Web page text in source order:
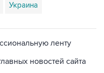
Украина
ленту
новостей сайта